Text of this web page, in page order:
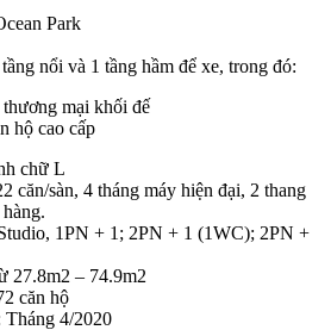
Park
nổi và 1 tầng hầm để xe, trong đó:
mại khối đế
hộ cao cấp
chữ L
căn/sàn, 4 tháng máy hiện đại, 2 thang
1PN + 1; 2PN + 1 (1WC); 2PN +
27.8m2 – 74.9m2
căn hộ
Tháng 4/2020